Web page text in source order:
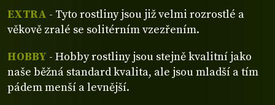
EXTRA - Tyto rostliny jsou již velmi rozrostlé a
věkově zralé se solitérním vzezřením.
HOBBY - Hobby rostliny jsou stejně kvalitní jako
naše běžná standard kvalita, ale jsou mladší a tím
pádem menší a levnější.